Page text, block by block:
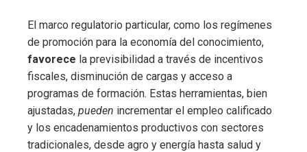
El marco regulatorio particular, como los regímenes
de promoción para la economía del conocimiento,
favorece la previsibilidad a través de incentivos
fiscales, disminución de cargas y acceso a
programas de formación. Estas herramientas, bien
ajustadas, pueden incrementar el empleo calificado
y los encadenamientos productivos con sectores
tradicionales, desde agro y energía hasta salud y